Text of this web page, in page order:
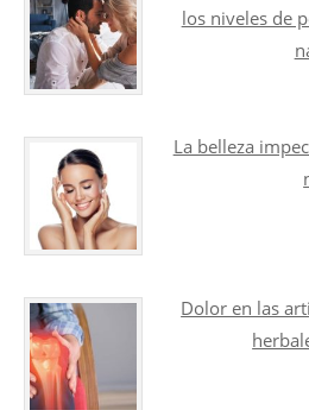
los niveles de
La belleza
Dolor en las